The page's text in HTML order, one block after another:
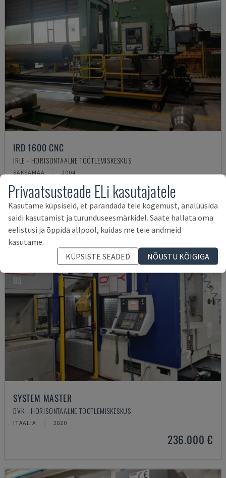
IRD 1600 CNC
IRLE - HORISONTAALNE TÖÖTLEMISKESKUS
SAKSAMAA 2004
75.000 €
SYSTEM MASTER
DVK - HORISONTAALNE TÖÖTLEMISKESKUS
ITAALIA 2020
236.000 €
Privaatsusteade ELi kasutajatele
Kasutame küpsiseid, et parandada teie kogemust, analüüsida
saidi kasutamist ja turunduseesmärkidel. Saate hallata oma
eelistusi ja õppida allpool, kuidas me teie andmeid
kasutame.
KÜPSISTE SEADED
NÕUSTU KÕIGIGA